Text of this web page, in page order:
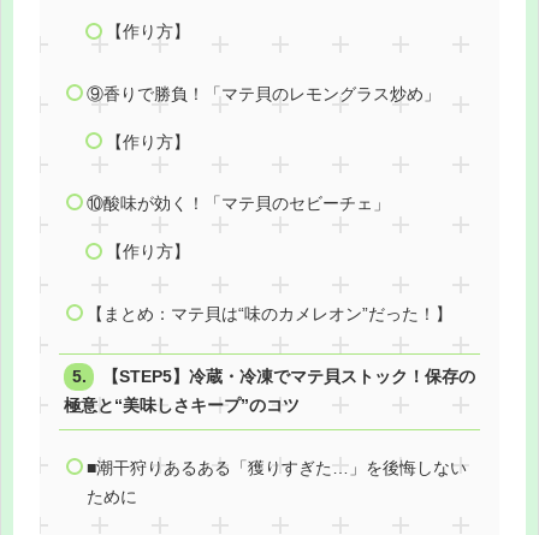
【作り方】
⑨香りで勝負！「マテ貝のレモングラス炒め」
【作り方】
⑩酸味が効く！「マテ貝のセビーチェ」
【作り方】
【まとめ：マテ貝は“味のカメレオン”だった！】
【STEP5】冷蔵・冷凍でマテ貝ストック！保存の
極意と“美味しさキープ”のコツ
■潮干狩りあるある「獲りすぎた…」を後悔しない
ために